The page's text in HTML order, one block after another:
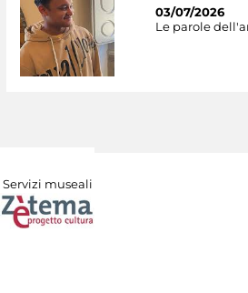
03/07/2026
Le parole
Servizi museali